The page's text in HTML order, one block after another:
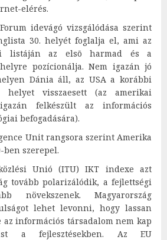
elérés.
idevágó vizsgálódása szerint
30. helyét foglalja el, ami az
listáján az elsõ harmad és a
pozícionálja. Nem igazán jó
Dánia áll, az USA a korábbi
helyet visszaesett (az amerikai
felkészült az információs
befogadására).
Unit rangsora szerint Amerika
ben szerepel.
Unió (ITU) IKT indexe azt
tovább polarizálódik, a fejlettségi
növekszenek. Magyarország
lehet levonni, hogy lassan
információs társadalom nem kap
a fejlesztésekben. Az EU